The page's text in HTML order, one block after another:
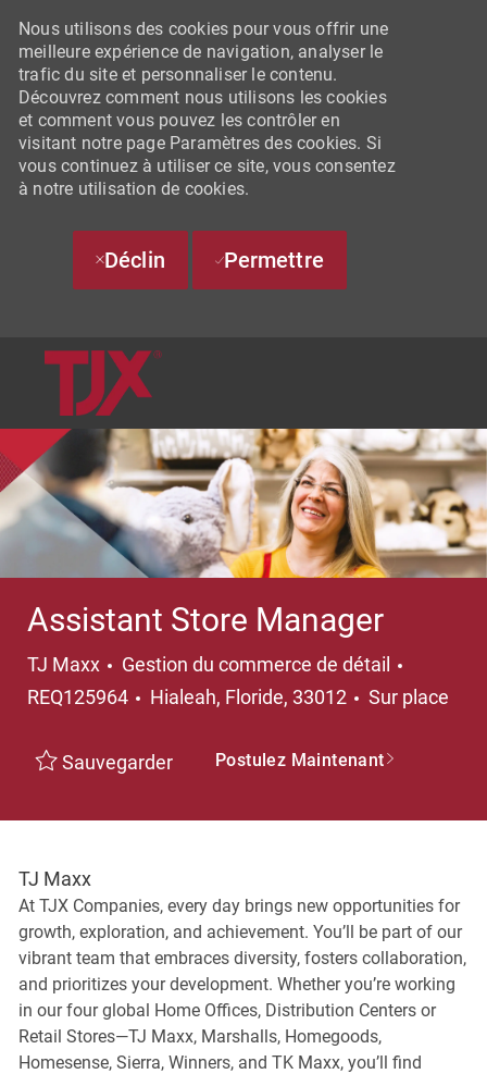
SKIP TO MAIN CONTENT
Nous utilisons des cookies pour vous offrir une
meilleure expérience de navigation, analyser le
trafic du site et personnaliser le contenu.
Découvrez comment nous utilisons les cookies
et comment vous pouvez les contrôler en
visitant notre page Paramètres des cookies. Si
vous continuez à utiliser ce site, vous consentez
à notre utilisation de cookies.
Déclin Permettre
Assistant Store Manager
TJ Maxx Catégorie
Gestion du commerce de détail
REQ125964
Emplacement
Hialeah, Floride, 33012 Sur place
Sauvegarder Postulez Maintenant
TJ Maxx
At TJX Companies, every day brings new opportunities for
growth, exploration, and achievement. You’ll be part of our
vibrant team that embraces diversity, fosters collaboration,
and prioritizes your development. Whether you’re working
in our four global Home Offices, Distribution Centers or
Retail Stores—TJ Maxx, Marshalls, Homegoods,
Homesense, Sierra, Winners, and TK Maxx, you’ll find